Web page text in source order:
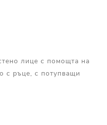
лице с помощта на
с ръце, с потупващи